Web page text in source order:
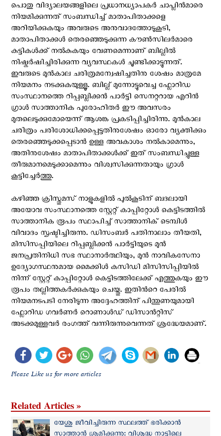
പൊതു വിദ്യാലയങ്ങളിലെ പ്രധാനധ്യാപകർ ചാപ്ലിൻമാരെ
നിയമിക്കുന്നത് സംബന്ധിച്ച് മാതാപിതാക്കളെ
അറിയിക്കുകയും അവരുടെ അനുവാദത്തോടുകൂടി,
മാതാപിതാക്കൾ തെരഞ്ഞെടുക്കുന്ന കൗൺസിലർമാരെ
കുട്ടികൾക്ക് നൽകുകയും വേണമെന്നാണ് ബില്ലിൽ
നിഷ്കർഷിച്ചിരിക്കുന്ന വ്യവസ്ഥകൾ ചൂണ്ടിക്കാട്ടുന്നത്.
ഇവരുടെ മുൻകാല ചരിത്രമന്വേഷിച്ചതിനു ശേഷം മാത്രമേ
നിയമനം നടക്കുകയുള്ളൂ. ബില്ല് മുന്നോട്ടുവെച്ച ഫ്ലോറിഡ
സംസ്ഥാനത്തെ റിപ്പബ്ലിക്കൻ പാർട്ടി സെനറ്ററായ എറിൻ
ഗ്രാൾ സാത്താനിക പുരോഹിതർ ഈ അവസരം
മുതലെടുക്കുമോയെന്ന് ആശങ്ക പ്രകടിപ്പിച്ചിരിന്നു. മുൻകാല
ചരിത്രം പരിശോധിക്കപ്പെട്ടതിനുശേഷം ഓരോ വ്യക്തിക്കും
തെരഞ്ഞെടുക്കപ്പെടാൻ ഉള്ള അവകാശം നൽകാമെന്നും,
അതിനുശേഷം മാതാപിതാക്കൾക്ക് ഇത് സംബന്ധിച്ചുള്ള
തീരുമാനമെടുക്കാമെന്നും വിശ്വസിക്കുന്നതായും ഗ്രാൾ
കൂട്ടിച്ചേർത്തു.
കഴിഞ്ഞ ക്രിസ്തുമസ് നാളുകളിൽ പുല്‍കൂടിന് ബദലായി
അയോവ സംസ്ഥാനത്തെ സ്റ്റേറ്റ് കാപ്പിറ്റോൾ കെട്ടിടത്തിൽ
സാത്താനിക രൂപം സ്ഥാപിച്ച് സാത്താനിക് ടെമ്പിൾ
വിവാദം സൃഷ്ടിച്ചിരുന്നു. ഡിസംബർ പതിനാലാം തീയതി,
മിസിസപ്പിയിലെ റിപ്പബ്ലിക്കൻ പാർട്ടിയുടെ മുൻ
ജനപ്രതിനിധി സഭ സ്ഥാനാർത്ഥിയും, മുൻ നാവികസേനാ
ഉദ്യോഗസ്ഥനുമായ മൈക്കിൾ കസിഡി മിസിസിപ്പിയിൽ
നിന്ന് സ്റ്റേറ്റ് കാപ്പിറ്റോൾ കെട്ടിടത്തിലേക്ക് എത്തുകയും ഈ
രൂപം തല്ലിത്തകർക്കുകയും ചെയ്തു. ഇതിൻറെ പേരിൽ
നിയമനടപടി നേരിടുന്ന അദ്ദേഹത്തിന് പിന്തുണയുമായി
ഫ്ലോറിഡ ഗവർണർ റൊണാള്‍ഡ് ഡിസാൻറ്റിസ്
അടക്കമുള്ളവർ രംഗത്ത് വന്നിരുന്നുവെന്നത് ശ്രദ്ധേയമാണ്.
Please Like us for more articles
Related Articles »
യേശു ജീവിച്ചിരുന്ന സ്ഥലത്ത് ഭരിക്കാൻ